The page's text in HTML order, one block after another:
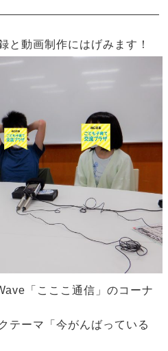
と動画制作にはげみます！
「こここ通信」のコーナ
テーマ「今がんばっている